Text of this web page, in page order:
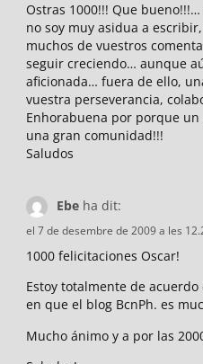
Ostras 1000!!! Que
no soy muy asidua a
muchos de vuestros
seguir creciendo… aunque
aficionada… fuera de ello,
vuestra perseverancia,
Enhorabuena por porque
una gran comunidad!!!
Saludos
Ebe ha dit:
el 7 de desembre de 2009 a les
1000 felicitaciones Oscar!
Estoy totalmente de
en que el blog BcnPh. es
Mucho ánimo y a por las